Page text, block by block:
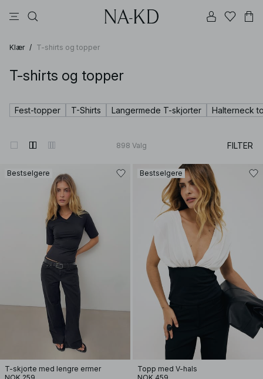
Klær / T-shirts og topper
T-shirts og topper
Fest-topper T-Shirts Langermede T-skjorter Halterneck
898 Valg FILTER
Bestselgere
T-skjorte med lengre ermer
Bestselgere
Topp med V-hals